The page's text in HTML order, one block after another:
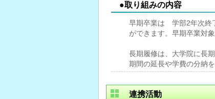
●取り組みの内容
早期卒業は 学部2年次終
ができます。早期卒業対
長期履修は、大学院に長
期間の延長や学費の分納
連携活動